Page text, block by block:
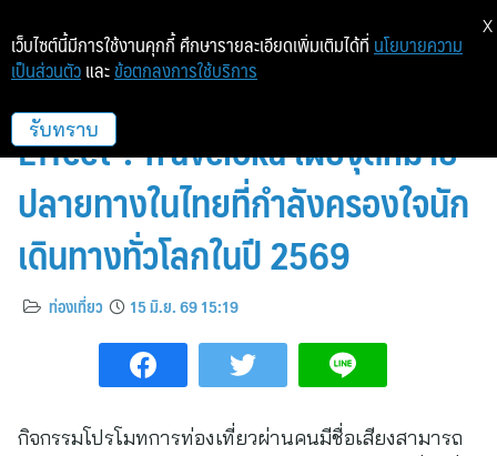
ตามรอยปรากฏการณ์ ‘Lisa
Effect’: Traveloka เผยจุดหมาย
ปลายทางในไทยที่กำลังครองใจนัก
เดินทางทั่วโลกในปี 2569
ท่องเที่ยว 15 มิ.ย. 69 15:19
กิจกรรมโปรโมทการท่องเที่ยวผ่านคนมีชื่อเสียงสามารถ
เว็บไซต์นี้มีการใช้งานคุกกี้ ศึกษารายละเอียดเพิ่มเติมได้ที่ นโยบายความ
เป็นส่วนตัว และ ข้อตกลงการใช้บริการ
รับทราบ
X